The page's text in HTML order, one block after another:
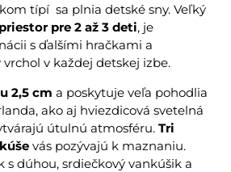
típí sa plnia detské sny. Veľký
priestor pre 2 až 3 deti, je
s ďalšími hračkami a
v každej detskej izbe.
2,5 cm a poskytuje veľa pohodlia
ako aj hviezdicová svetelná
útulnú atmosféru. Tri
vás pozývajú k maznaniu.
s dúhou, srdiečkový vankúšik a